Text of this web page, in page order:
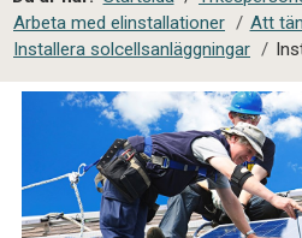
l
s
i
ö
Arbeta med elinstallationer / Att
Installera solcellsanläggningar /